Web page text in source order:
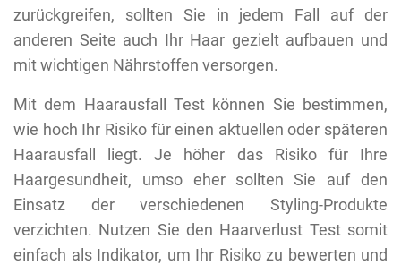
zurückgreifen, sollten Sie in jedem Fall auf der
anderen Seite auch Ihr Haar gezielt aufbauen und
mit wichtigen Nährstoffen versorgen.
Mit dem Haarausfall Test können Sie bestimmen,
wie hoch Ihr Risiko für einen aktuellen oder späteren
Haarausfall liegt. Je höher das Risiko für Ihre
Haargesundheit, umso eher sollten Sie auf den
Einsatz der verschiedenen Styling-Produkte
verzichten. Nutzen Sie den Haarverlust Test somit
einfach als Indikator, um Ihr Risiko zu bewerten und